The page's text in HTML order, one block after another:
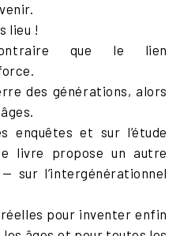
lieu !
que le lien
des générations, alors
enquêtes et sur l’étude
livre propose un autre
l’intergénérationnel
pour inventer enfin